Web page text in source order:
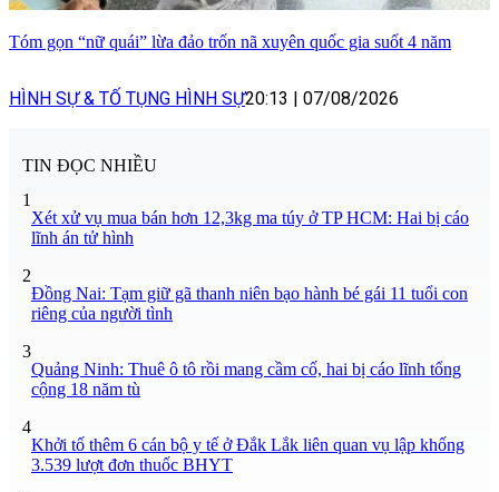
Tóm gọn “nữ quái” lừa đảo trốn nã xuyên quốc gia suốt 4 năm
HÌNH SỰ & TỐ TỤNG HÌNH SỰ20:13 | 07/08/2026
TIN ĐỌC NHIỀU
1
Xét xử vụ mua bán hơn 12,3kg ma túy ở TP HCM: Hai bị cáo
lĩnh án tử hình
2
Đồng Nai: Tạm giữ gã thanh niên bạo hành bé gái 11 tuổi con
riêng của người tình
3
Quảng Ninh: Thuê ô tô rồi mang cầm cố, hai bị cáo lĩnh tổng
cộng 18 năm tù
4
Khởi tố thêm 6 cán bộ y tế ở Đắk Lắk liên quan vụ lập khống
3.539 lượt đơn thuốc BHYT